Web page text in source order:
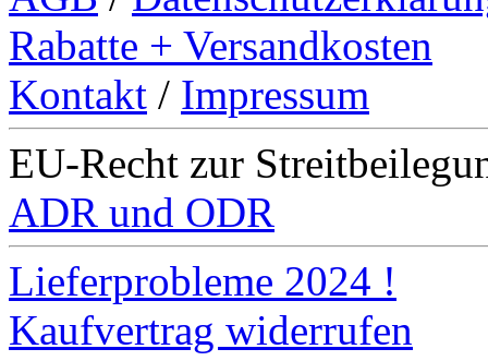
Rabatte + Versandkosten
Kontakt / Impressum
EU-Recht zur
ADR und ODR
Lieferprobleme 2024 !
Kaufvertrag widerrufen